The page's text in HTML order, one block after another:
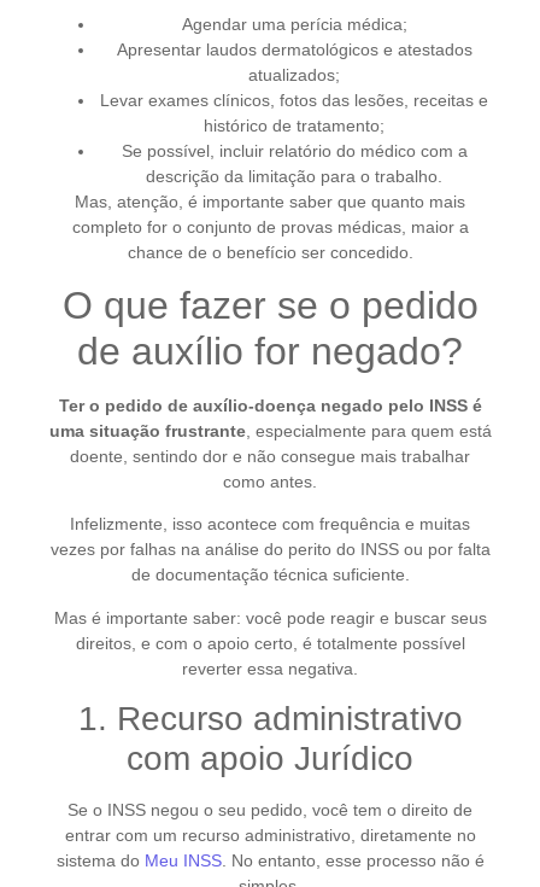
Agendar uma perícia médica;
Apresentar laudos dermatológicos e atestados
atualizados;
Levar exames clínicos, fotos das lesões, receitas e
histórico de tratamento;
Se possível, incluir relatório do médico com a
descrição da limitação para o trabalho.
Mas, atenção, é importante saber que quanto mais
completo for o conjunto de provas médicas, maior a
chance de o benefício ser concedido.
O que fazer se o pedido
de auxílio for negado?
Ter o pedido de auxílio-doença negado pelo INSS é
uma situação frustrante, especialmente para quem está
doente, sentindo dor e não consegue mais trabalhar
como antes.
Infelizmente, isso acontece com frequência e muitas
vezes por falhas na análise do perito do INSS ou por falta
de documentação técnica suficiente.
Mas é importante saber: você pode reagir e buscar seus
direitos, e com o apoio certo, é totalmente possível
reverter essa negativa.
1. Recurso administrativo
com apoio Jurídico
Se o INSS negou o seu pedido, você tem o direito de
entrar com um recurso administrativo, diretamente no
sistema do Meu INSS. No entanto, esse processo não é